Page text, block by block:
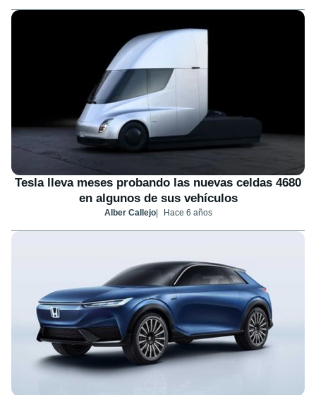
Tesla lleva meses probando las nuevas celdas 4680
en algunos de sus vehículos
Alber Callejo Hace 6 años